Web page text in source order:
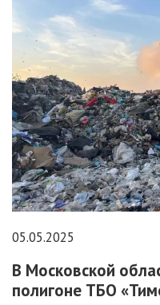
05.05.2025
В Московской
полигоне ТБО